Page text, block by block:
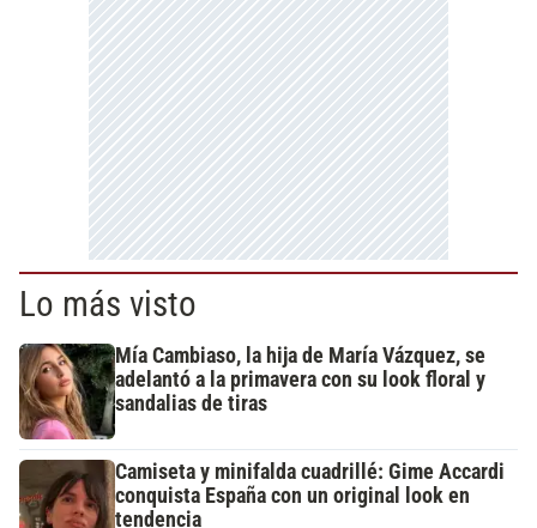
Lo más visto
Mía Cambiaso, la hija de María Vázquez, se
adelantó a la primavera con su look floral y
sandalias de tiras
Camiseta y minifalda cuadrillé: Gime Accardi
conquista España con un original look en
tendencia